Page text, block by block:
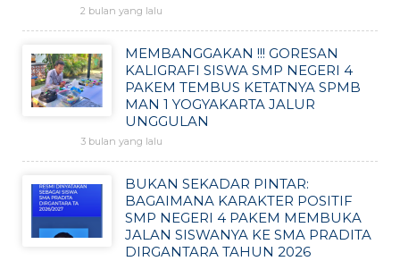
2 bulan yang lalu
MEMBANGGAKAN !!! GORESAN
KALIGRAFI SISWA SMP NEGERI 4
PAKEM TEMBUS KETATNYA SPMB
MAN 1 YOGYAKARTA JALUR
UNGGULAN
3 bulan yang lalu
BUKAN SEKADAR PINTAR:
BAGAIMANA KARAKTER POSITIF
SMP NEGERI 4 PAKEM MEMBUKA
JALAN SISWANYA KE SMA PRADITA
DIRGANTARA TAHUN 2026